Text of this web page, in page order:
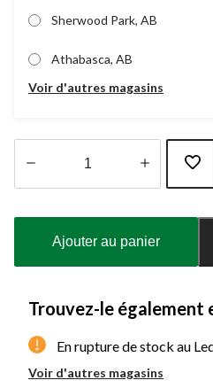
Sherwood Park, AB
Athabasca, AB
Voir d'autres magasins
à
Ajouter au panier
Trouvez-le également
En rupture de stock au
Voir d'autres magasins